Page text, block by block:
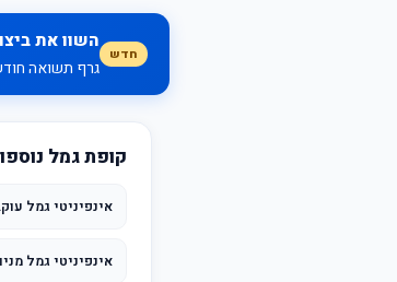
חדש
השוו את
גרף תשואה
קופת גמל
אינפיניטי גמל
אינפיניטי גמל